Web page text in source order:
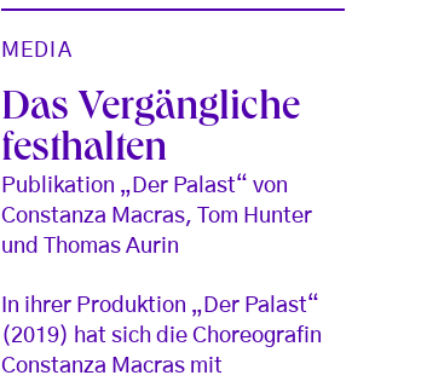
MEDIA
Das Vergängliche
festhalten
Publikation „Der Palast“ von
Constanza Macras, Tom Hunter
und Thomas Aurin
In ihrer Produktion „Der Palast“
(2019) hat sich die Choreografin
Constanza Macras mit